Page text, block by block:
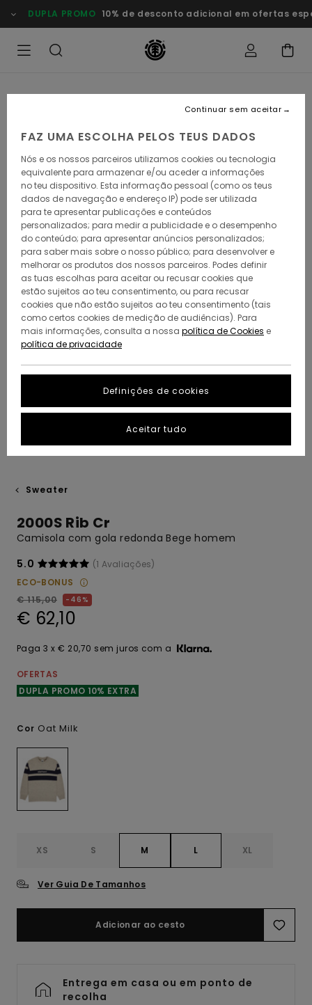
para
a
DUPLA PROMO 10% de desconto adicional em ofertas
Sweater
2000S Rib Cr
Camisola com gola redonda Bege homem
5.0
(1 Avaliações)
ECO-BONUS
€ 115,00
46%
€ 62,10
Paga 3 x € 20,70 sem juros com a
OFERTAS
DUPLA PROMO 10% EXTRA
Cor Oat Milk
XS S M L XL
Ver Guia De Tamanhos
Adicionar ao cesto
Entrega em casa ou em ponto de
recolha
FAZ UMA ESCOLHA PELOS TEUS DADOS
Nós e os nossos parceiros utilizamos cookies ou tecnologia
equivalente para armazenar e/ou aceder a informações
no teu dispositivo. Esta informação pessoal (como os teus
dados de navegação e endereço IP) pode ser utilizada
para te apresentar publicações e conteúdos
personalizados; para medir a publicidade e o desempenho
do conteúdo; para apresentar anúncios personalizados;
para saber mais sobre o nosso público; para desenvolver e
melhorar os produtos dos nossos parceiros. Podes definir
as tuas escolhas para aceitar ou recusar cookies que
estão sujeitos ao teu consentimento, ou para recusar
cookies que não estão sujeitos ao teu consentimento (tais
como certos cookies de medição de audiências). Para
mais informações, consulta a nossa política de Cookies e
política de privacidade
Definições de cookies
Continuar sem aceitar
Aceitar tudo